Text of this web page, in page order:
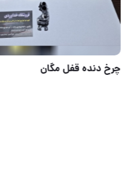
ریموت جک j4 و KMC